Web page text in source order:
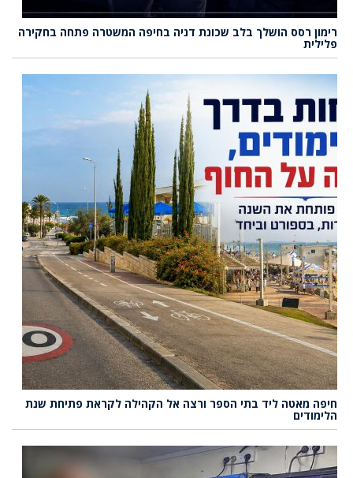
רימון רסס הושלך בלב שכונת דניה בחיפה המשטרה פתחה בחקירה
פלילית
חיפה מאטה ליד בתי הספר ורצה אל הקהילה לקראת פתיחת שנת
הלימודים